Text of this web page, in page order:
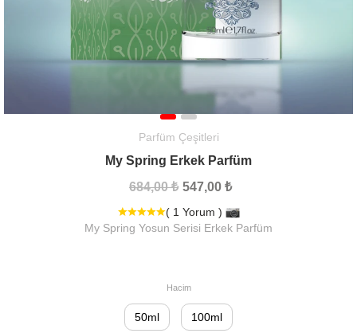
Parfüm Çeşitleri
My Spring Erkek Parfüm
684,00 ₺ 547,00 ₺
( 1 Yorum )
My Spring Yosun Serisi Erkek Parfüm
Hacim
50ml 100ml